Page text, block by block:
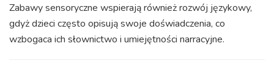
Zabawy sensoryczne wspierają również rozwój językowy,
gdyż dzieci często opisują swoje doświadczenia, co
wzbogaca ich słownictwo i umiejętności narracyjne.